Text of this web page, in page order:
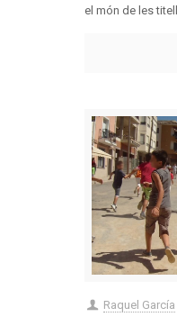
el món de les
Raquel García